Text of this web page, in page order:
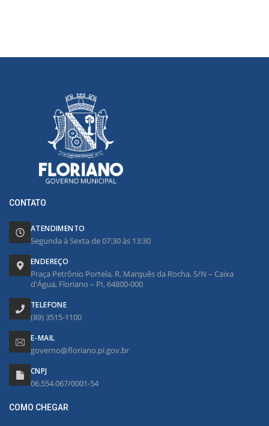
CONTATO
ATENDIMENTO
Segunda à Sexta de 07:30 às 13:30
ENDEREÇO
Praça Petrônio Portela, R. Marquês da Rocha, S/N – Caixa
d'Água, Floriano – PI, 64800-000
TELEFONE
(89) 3515-1100
E-MAIL
governo@floriano.pi.gov.br
CNPJ
06.554.067/0001-54
COMO CHEGAR